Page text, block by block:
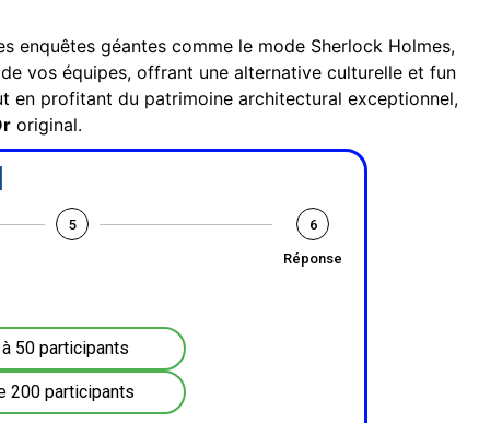
enquêtes géantes comme le mode Sherlock Holmes,
vos équipes, offrant une alternative culturelle et fun
en profitant du patrimoine architectural exceptionnel,
original.
5 6
Réponse
50 participants
200 participants